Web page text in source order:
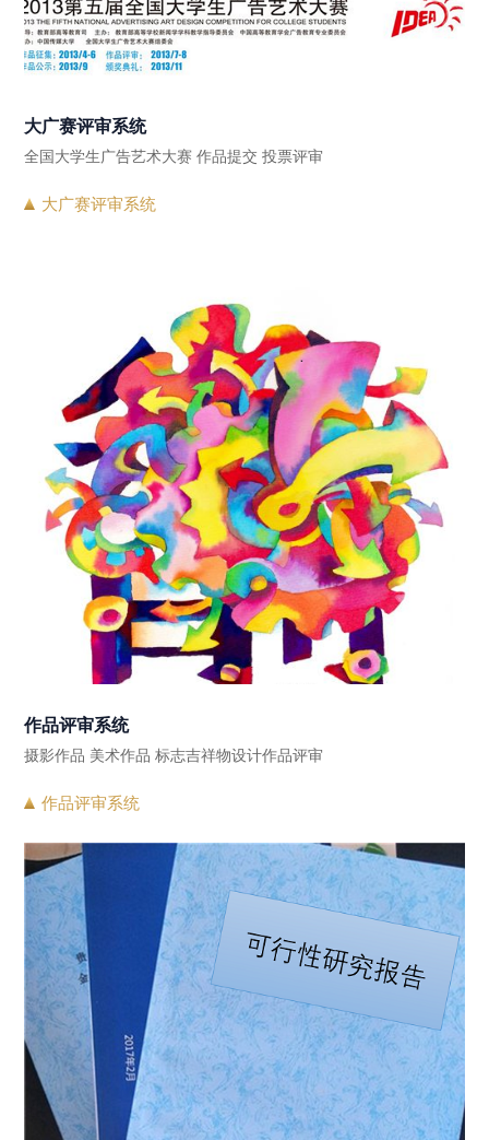
大广赛评审系统
全国大学生广告艺术大赛 作品提交 投票评审
大广赛评审系统
作品评审系统
摄影作品 美术作品 标志吉祥物设计作品评审
作品评审系统